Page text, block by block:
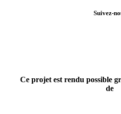
Suivez-
Ce projet est rendu possible
de